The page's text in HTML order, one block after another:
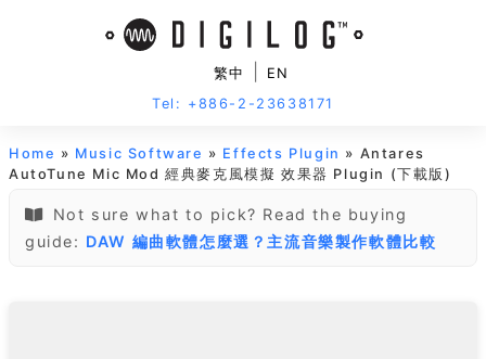
繁中
EN
Tel: +886-2-23638171
Home » Music Software » Effects Plugin » Antares
AutoTune Mic Mod 經典麥克風模擬 效果器 Plugin (下載版)
Not sure what to pick? Read the buying
guide: DAW 編曲軟體怎麼選？主流音樂製作軟體比較